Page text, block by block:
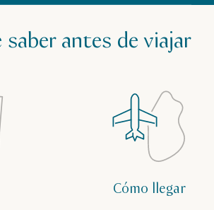
saber antes de viajar
Cómo llegar